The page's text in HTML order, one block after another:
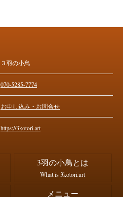
３羽の小鳥
070-5285-7774
お申し込み・お問合せ
https://3kotori.art
3羽の小鳥とは
What is 3kotori.art
メニュー